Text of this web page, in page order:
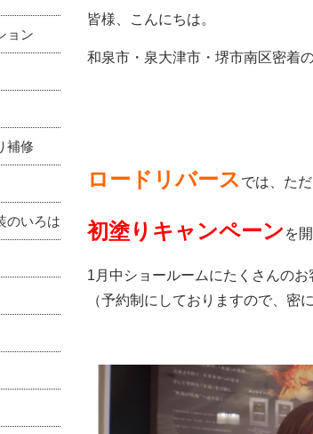
皆様、こんにちは。
和泉市・泉大津市・堺市南区密着
ロードリバース では、ただ
初塗りキャンペーン を
1月中ショールームにたくさんの
（予約制にしておりますので、密
ョン
補修
のいろは